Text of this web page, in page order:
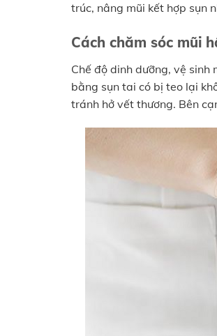
trúc, nâng mũi kết hợp sụn
Cách chăm sóc mũi
Chế độ dinh dưỡng, vệ
bằng sụn tai có bị teo lại
tránh hở vết thương. Bên